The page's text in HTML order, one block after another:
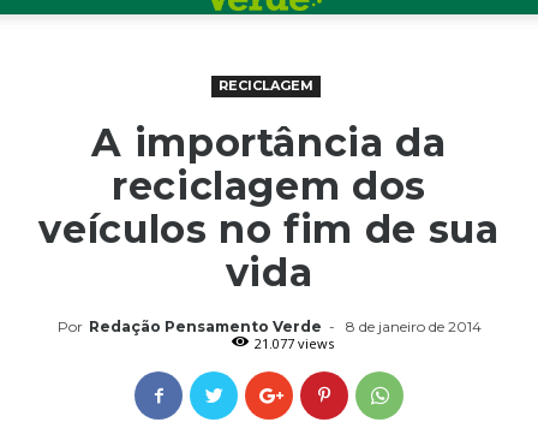
RECICLAGEM
A importância da
reciclagem dos
veículos no fim de sua
vida
Por Redação Pensamento Verde -
8 de janeiro de 2014
21.077 views